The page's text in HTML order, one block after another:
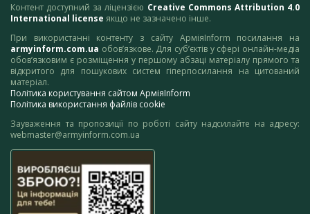
Контент доступний за ліцензією Creative Commons Attribution 4.0
International license якщо не зазначено інше.
При використанні контенту з сайту АрміяInform посилання на
armyinform.com.ua обов’язкове. Для суб’єктів у сфері онлайн-медіа
обов’язковим є розміщення у першому абзаці матеріалу прямого та
відкритого для пошукових систем гіперпосилання на цитований
матеріал.
Політика користування сайтом АрміяInform
Політика використання файлів cookie
Зауваження та пропозиції по роботі сайту надсилайте на адресу:
webmaster@armyinform.com.ua